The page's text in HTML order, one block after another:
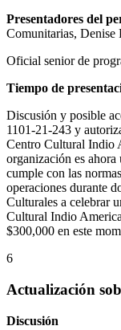
Presentadores del
Comunitarias, Denise
Oficial senior de
Tiempo de
Discusión y posible
1101-21-243 y
Centro Cultural Indio
organización es
cumple con las
operaciones durante
Culturales a celebrar
Cultural Indio
$300,000 en este
6
Actualización
Discusión